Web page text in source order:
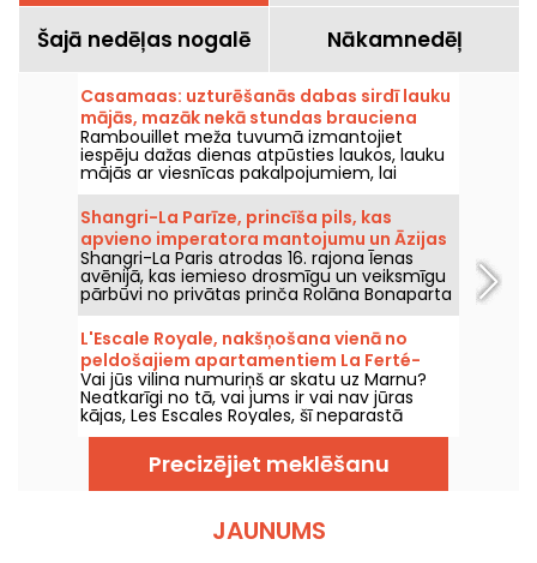
Šajā nedēļas nogalē Nākamnedēļ
Casamaas: uzturēšanās dabas sirdī lauku
mājās, mazāk nekā stundas brauciena
attālumā no Parīzes
Rambouillet meža tuvumā izmantojiet
iespēju dažas dienas atpūsties laukos, lauku
mājās ar viesnīcas pakalpojumiem, lai
tuvotos dabai un izbaudītu miera brīžus kopā
ar saviem mīļajiem.
Shangri-La Parīze, princīša pils, kas
apvieno imperatora mantojumu un Āzijas
greznību, atrodas d'Iéna Avenue.
Shangri-La Paris atrodas 16. rajona Īenas
avēnijā, kas iemieso drosmīgu un veiksmīgu
pārbūvi no privātas prinča Rolāna Bonaparta
pils par viesnīcu, kas iekļauta vēstures
pieminekļu sarakstā, un izcilu pili.
L'Escale Royale, nakšņošana vienā no
peldošajiem apartamentiem La Ferté-
sous-Jouarre (77)
Vai jūs vilina numuriņš ar skatu uz Marnu?
Neatkarīgi no tā, vai jums ir vai nav jūras
kājas, Les Escales Royales, šī neparastā
naktsmītne uz ūdens, piedāvā iespēju
pavadīt nakti (vai vairāk, ja vēlaties) kādā no
peldošajiem apartamentiem netālu no La
Ferté-sous-Jouarre.
Precizējiet meklēšanu
JAUNUMS